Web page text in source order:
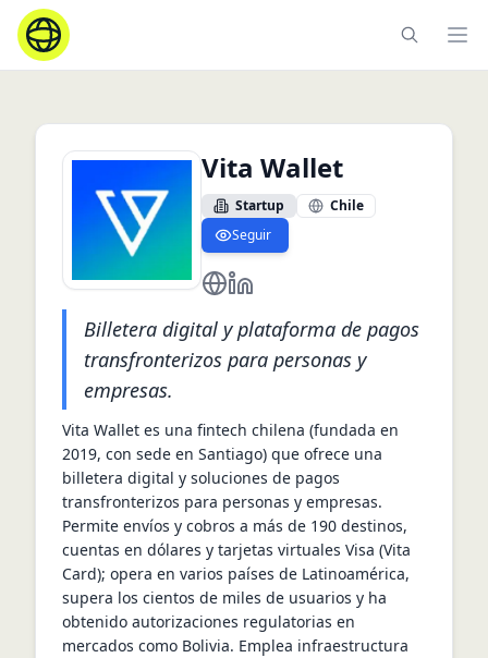
Vita Wallet
Startup
Chile
Seguir
https://vitawallet.io/
https://cl.linkedin.com/
Billetera digital y plataforma de pagos
transfronterizos para personas y
empresas.
Vita Wallet es una fintech chilena (fundada en
2019, con sede en Santiago) que ofrece una
billetera digital y soluciones de pagos
transfronterizos para personas y empresas.
Permite envíos y cobros a más de 190 destinos,
cuentas en dólares y tarjetas virtuales Visa (Vita
Card); opera en varios países de Latinoamérica,
supera los cientos de miles de usuarios y ha
obtenido autorizaciones regulatorias en
mercados como Bolivia. Emplea infraestructura